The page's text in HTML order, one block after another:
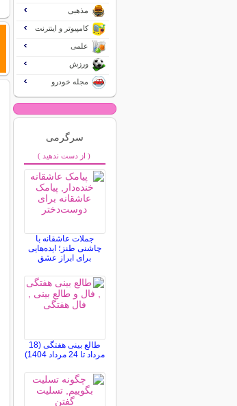
مذهبی
کامپیوتر و اینترنت
علمی
ورزش
مجله خودرو
سرگرمی
( از دست ندهید )
جملات عاشقانه با
چاشنی طنز؛ ایده‌هایی
برای ابراز عشق
طالع بینی هفتگی (18
مرداد تا 24 مرداد 1404)